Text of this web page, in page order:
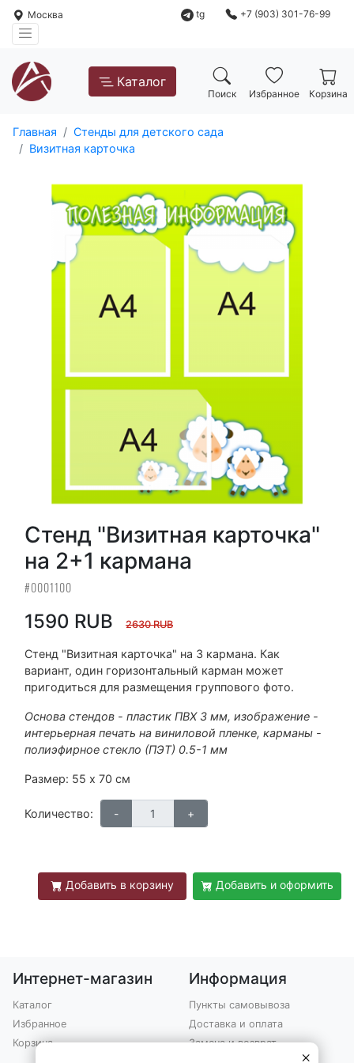
Москва tg +7 (903) 301-76-99
Каталог
Поиск Избранное Корзина
Главная
Стенды для детского сада
Визитная карточка
Стенд "Визитная карточка"
на 2+1 кармана
#0001100
1590 RUB 2630 RUB
Стенд "Визитная карточка" на 3 кармана. Как
вариант, один горизонтальный карман может
пригодиться для размещения группового фото.
Основа стендов - пластик ПВХ 3 мм, изображение -
интерьерная печать на виниловой пленке, карманы -
полиэфирное стекло (ПЭТ) 0.5-1 мм
Размер: 55 х 70 см
Количество:
Добавить в корзину Добавить и оформить
Интернет-магазин
Каталог
Избранное
Корзина
Информация
Пункты самовывоза
Доставка и оплата
Замена и возврат
×